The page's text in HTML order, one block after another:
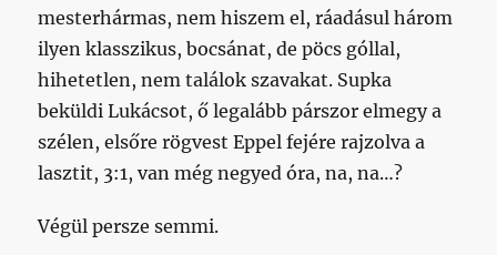
mesterhármas, nem hiszem el, ráadásul három
ilyen klasszikus, bocsánat, de pöcs góllal,
hihetetlen, nem találok szavakat. Supka
beküldi Lukácsot, ő legalább párszor elmegy a
szélen, elsőre rögvest Eppel fejére rajzolva a
lasztit, 3:1, van még negyed óra, na, na…?
Végül persze semmi.